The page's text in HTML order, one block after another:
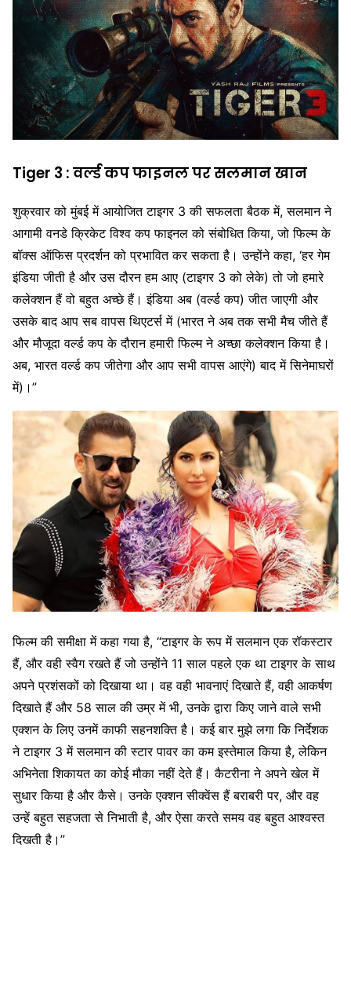
Tiger 3 : वर्ल्ड कप फाइनल पर सलमान खान
शुक्रवार को मुंबई में आयोजित टाइगर 3 की सफलता बैठक में, सलमान ने
आगामी वनडे क्रिकेट विश्व कप फाइनल को संबोधित किया, जो फिल्म के
बॉक्स ऑफिस प्रदर्शन को प्रभावित कर सकता है। उन्होंने कहा, ‘हर गेम
इंडिया जीती है और उस दौरन हम आए (टाइगर 3 को लेके) तो जो हमारे
कलेक्शन हैं वो बहुत अच्छे हैं। इंडिया अब (वर्ल्ड कप) जीत जाएगी और
उसके बाद आप सब वापस थिएटर्स में (भारत ने अब तक सभी मैच जीते हैं
और मौजूदा वर्ल्ड कप के दौरान हमारी फिल्म ने अच्छा कलेक्शन किया है।
अब, भारत वर्ल्ड कप जीतेगा और आप सभी वापस आएंगे) बाद में सिनेमाघरों
में)।”
फिल्म की समीक्षा में कहा गया है, “टाइगर के रूप में सलमान एक रॉकस्टार
हैं, और वही स्वैग रखते हैं जो उन्होंने 11 साल पहले एक था टाइगर के साथ
अपने प्रशंसकों को दिखाया था। वह वही भावनाएं दिखाते हैं, वही आकर्षण
दिखाते हैं और 58 साल की उम्र में भी, उनके द्वारा किए जाने वाले सभी
एक्शन के लिए उनमें काफी सहनशक्ति है। कई बार मुझे लगा कि निर्देशक
ने टाइगर 3 में सलमान की स्टार पावर का कम इस्तेमाल किया है, लेकिन
अभिनेता शिकायत का कोई मौका नहीं देते हैं। कैटरीना ने अपने खेल में
सुधार किया है और कैसे। उनके एक्शन सीक्वेंस हैं बराबरी पर, और वह
उन्हें बहुत सहजता से निभाती है, और ऐसा करते समय वह बहुत आश्वस्त
दिखती है।”